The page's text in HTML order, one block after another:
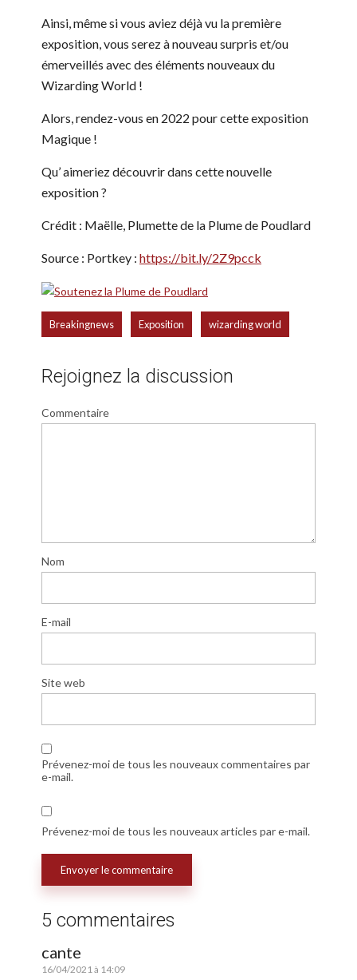
Ainsi, même si vous aviez déjà vu la première
exposition, vous serez à nouveau surpris et/ou
émerveillés avec des éléments nouveaux du
Wizarding World !
Alors, rendez-vous en 2022 pour cette exposition
Magique !
Qu’ aimeriez découvrir dans cette nouvelle
exposition ?
Crédit : Maëlle, Plumette de la Plume de Poudlard
Source : Portkey : https://bit.ly/2Z9pcck
Breakingnews Exposition wizarding world
Rejoignez la discussion
Commentaire
Nom
E-mail
Site web
Prévenez-moi de tous les nouveaux commentaires par
e-mail.
Prévenez-moi de tous les nouveaux articles par e-mail.
5 commentaires
cante
16/04/2021 à 14:09